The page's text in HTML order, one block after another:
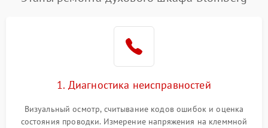
1. Диагностика неисправностей
Визуальный осмотр, считывание кодов ошибок и оценка
состояния проводки. Измерение напряжения на клеммной